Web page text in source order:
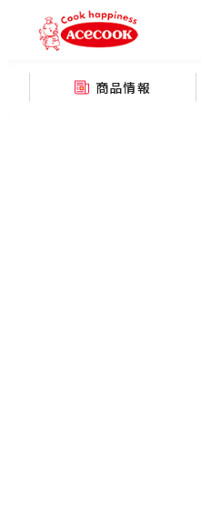
商品情報